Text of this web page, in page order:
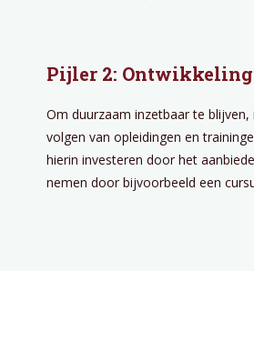
Pijler 2:
Om duurzaam inzetbaar te
volgen van opleidingen en
hierin investeren door het
nemen door bijvoorbeeld een